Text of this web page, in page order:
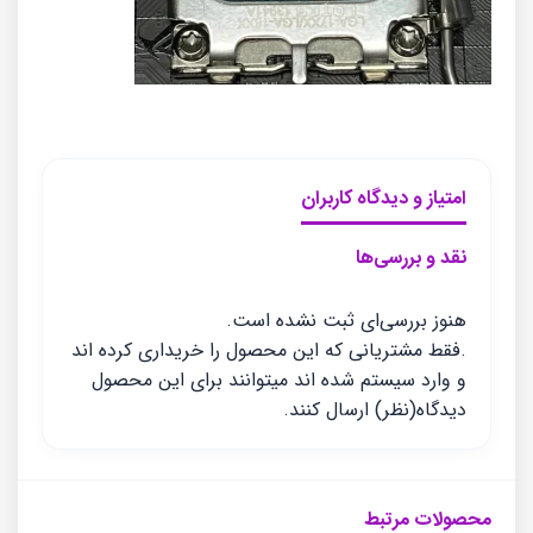
امتیاز و دیدگاه کاربران
نقد و بررسی‌ها
هنوز بررسی‌ای ثبت نشده است.
.فقط مشتریانی که این محصول را خریداری کرده اند
و وارد سیستم شده اند میتوانند برای این محصول
دیدگاه(نظر) ارسال کنند.
محصولات مرتبط